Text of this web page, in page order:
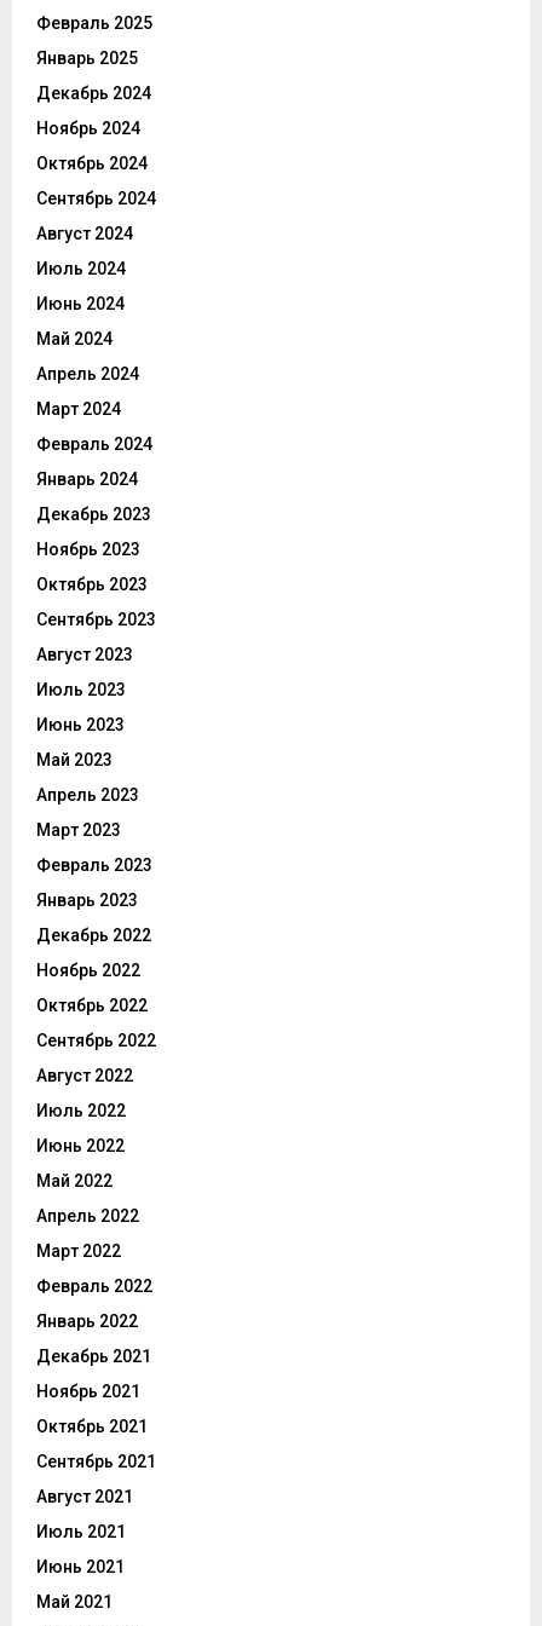
Февраль 2025
Январь 2025
Декабрь 2024
Ноябрь 2024
Октябрь 2024
Сентябрь 2024
Август 2024
Июль 2024
Июнь 2024
Май 2024
Апрель 2024
Март 2024
Февраль 2024
Январь 2024
Декабрь 2023
Ноябрь 2023
Октябрь 2023
Сентябрь 2023
Август 2023
Июль 2023
Июнь 2023
Май 2023
Апрель 2023
Март 2023
Февраль 2023
Январь 2023
Декабрь 2022
Ноябрь 2022
Октябрь 2022
Сентябрь 2022
Август 2022
Июль 2022
Июнь 2022
Май 2022
Апрель 2022
Март 2022
Февраль 2022
Январь 2022
Декабрь 2021
Ноябрь 2021
Октябрь 2021
Сентябрь 2021
Август 2021
Июль 2021
Июнь 2021
Май 2021